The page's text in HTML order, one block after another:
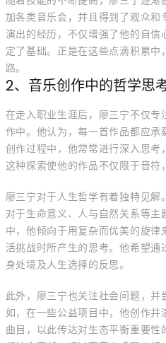
加各类音乐会，并且得到了观众和
演出的经历，不仅增强了他的自
定了基础。正是在这些点滴积累
路。
2、音乐创作中的哲学思
在走入职业生涯后，廖三宁不仅专
作中。他认为，每一首作品都应承
创作过程中，他常常进行深入思考
这种探索使他的作品不仅限于音符
廖三宁对于人生哲学有着独特见解
对于生命意义、人与自然关系等主
中，他倾向于用复杂而优美的旋
活挑战时所产生的思考。他希望通
身处境及人生选择的反思。
此外，廖三宁也关注社会问题，并
如，在一些公益项目中，他创作并
曲目，以此传达对生态平衡重要